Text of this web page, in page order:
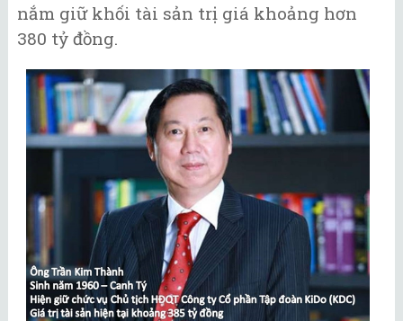
nắm giữ khối tài sản trị giá khoảng hơn
380 tỷ đồng.